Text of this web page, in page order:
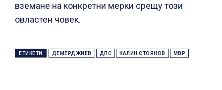
вземане на конкретни мерки срещу този
овластен човек.
ЕТИКЕТИ ДЕМЕРДЖИЕВ ДПС КАЛИН СТОЯНОВ МВР